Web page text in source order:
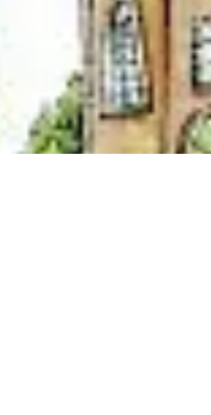
랑하며 돈을 사랑하며 자랑하
..." (딤후 3:1-2)라며 18가지
다. 이 목록의 시작과 끝은 모
.